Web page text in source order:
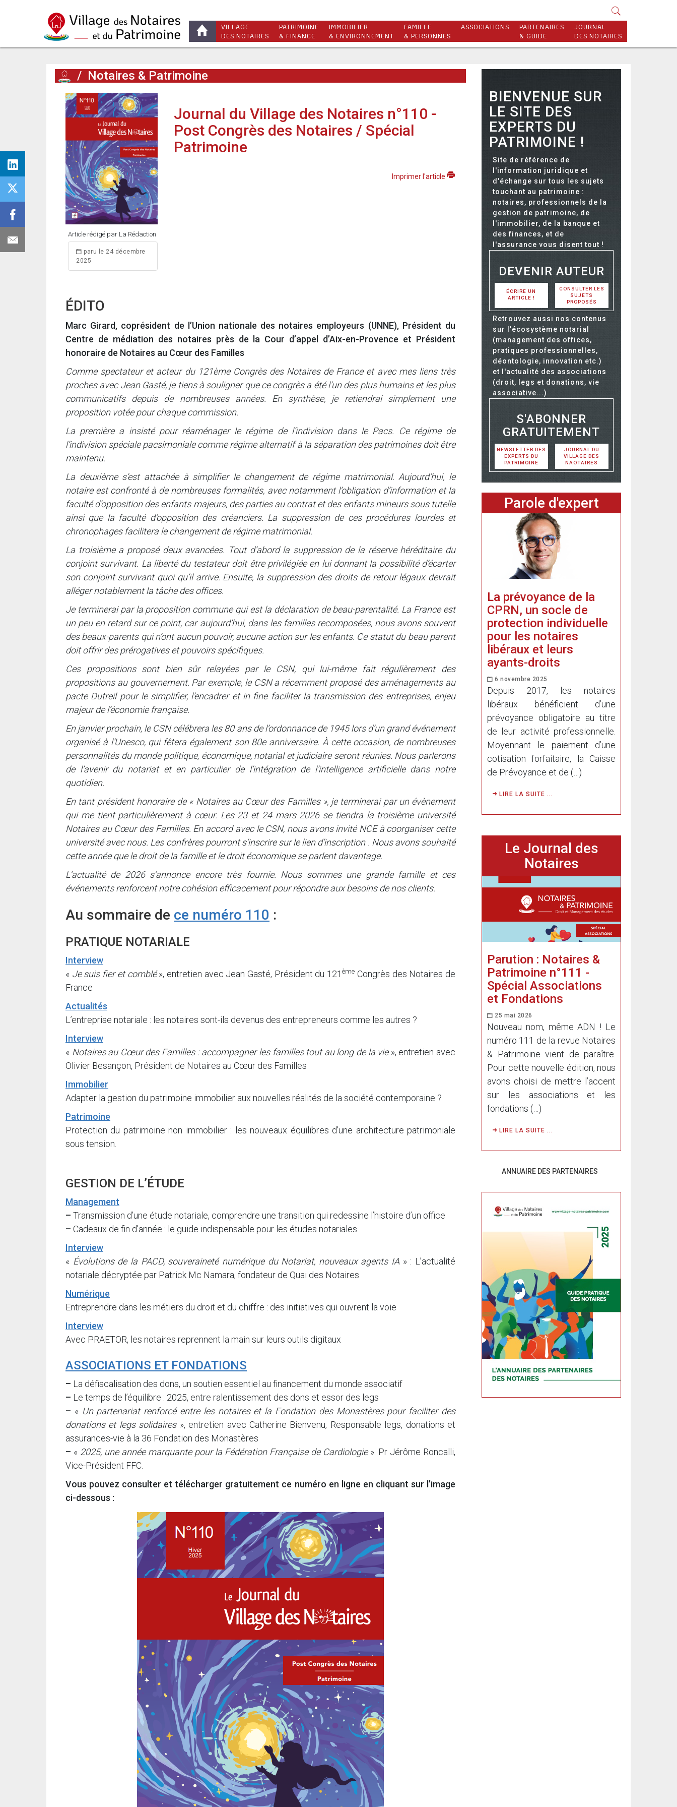
VILLAGE
DES NOTAIRES
PATRIMOINE
& FINANCE
IMMOBILIER
& ENVIRONNEMENT
FAMILLE
& PERSONNES
ASSOCIATIONS
PARTENAIRES
& GUIDE
JOURNAL
DES NOTAIRES
/ Notaires & Patrimoine
Article rédigé par La Rédaction
paru le 24 décembre
2025
Journal du Village des Notaires n°110 -
Post Congrès des Notaires / Spécial
Patrimoine
Imprimer l'article
ÉDITO
Marc Girard, coprésident de l’Union nationale des notaires employeurs (UNNE), Président du
Centre de médiation des notaires près de la Cour d’appel d’Aix-en-Provence et Président
honoraire de Notaires au Cœur des Familles
Comme spectateur et acteur du 121ème Congrès des Notaires de France et avec mes liens très
proches avec Jean Gasté, je tiens à souligner que ce congrès a été l’un des plus humains et les plus
communicatifs depuis de nombreuses années. En synthèse, je retiendrai simplement une
proposition votée pour chaque commission.
La première a insisté pour réaménager le régime de l’indivision dans le Pacs. Ce régime de
l’indivision spéciale pacsimoniale comme régime alternatif à la séparation des patrimoines doit être
maintenu.
La deuxième s’est attachée à simplifier le changement de régime matrimonial. Aujourd’hui, le
notaire est confronté à de nombreuses formalités, avec notamment l’obligation d’information et la
faculté d’opposition des enfants majeurs, des parties au contrat et des enfants mineurs sous tutelle
ainsi que la faculté d’opposition des créanciers. La suppression de ces procédures lourdes et
chronophages facilitera le changement de régime matrimonial.
La troisième a proposé deux avancées. Tout d’abord la suppression de la réserve héréditaire du
conjoint survivant. La liberté du testateur doit être privilégiée en lui donnant la possibilité d’écarter
son conjoint survivant quoi qu’il arrive. Ensuite, la suppression des droits de retour légaux devrait
alléger notablement la tâche des offices.
Je terminerai par la proposition commune qui est la déclaration de beau-parentalité. La France est
un peu en retard sur ce point, car aujourd’hui, dans les familles recomposées, nous avons souvent
des beaux-parents qui n’ont aucun pouvoir, aucune action sur les enfants. Ce statut du beau parent
doit offrir des prérogatives et pouvoirs spécifiques.
Ces propositions sont bien sûr relayées par le CSN, qui lui-même fait régulièrement des
propositions au gouvernement. Par exemple, le CSN a récemment proposé des aménagements au
pacte Dutreil pour le simplifier, l’encadrer et in fine faciliter la transmission des entreprises, enjeu
majeur de l’économie française.
En janvier prochain, le CSN célébrera les 80 ans de l’ordonnance de 1945 lors d’un grand événement
organisé à l’Unesco, qui fêtera également son 80e anniversaire. À cette occasion, de nombreuses
personnalités du monde politique, économique, notarial et judiciaire seront réunies. Nous parlerons
de l’avenir du notariat et en particulier de l’intégration de l’intelligence artificielle dans notre
quotidien.
En tant président honoraire de « Notaires au Cœur des Familles », je terminerai par un évènement
qui me tient particulièrement à cœur. Les 23 et 24 mars 2026 se tiendra la troisième université
Notaires au Cœur des Familles. En accord avec le CSN, nous avons invité NCE à coorganiser cette
université avec nous. Les confrères pourront s’inscrire sur le lien d’inscription . Nous avons souhaité
cette année que le droit de la famille et le droit économique se parlent davantage.
L’actualité de 2026 s’annonce encore très fournie. Nous sommes une grande famille et ces
événements renforcent notre cohésion efficacement pour répondre aux besoins de nos clients.
Au sommaire de ce numéro 110 :
PRATIQUE NOTARIALE
Interview
« Je suis fier et comblé», entretien avec Jean Gasté, Président du 121ème Congrès des Notaires de
France
Actualités
L’entreprise notariale : les notaires sont-ils devenus des entrepreneurs comme les autres ?
Interview
« Notaires au Cœur des Familles : accompagner les familles tout au long de la vie», entretien avec
Olivier Besançon, Président de Notaires au Cœur des Familles
Immobilier
Adapter la gestion du patrimoine immobilier aux nouvelles réalités de la société contemporaine ?
Patrimoine
Protection du patrimoine non immobilier : les nouveaux équilibres d’une architecture patrimoniale
sous tension.
GESTION DE L’ÉTUDE
Management
– Transmission d’une étude notariale, comprendre une transition qui redessine l’histoire d’un office
– Cadeaux de fin d’année : le guide indispensable pour les études notariales
Interview
« Évolutions de la PACD, souveraineté numérique du Notariat, nouveaux agents IA » : L’actualité
notariale décryptée par Patrick Mc Namara, fondateur de Quai des Notaires
Numérique
Entreprendre dans les métiers du droit et du chiffre : des initiatives qui ouvrent la voie
Interview
Avec PRAETOR, les notaires reprennent la main sur leurs outils digitaux
ASSOCIATIONS ET FONDATIONS
– La défiscalisation des dons, un soutien essentiel au financement du monde associatif
– Le temps de l’équilibre : 2025, entre ralentissement des dons et essor des legs
– « Un partenariat renforcé entre les notaires et la Fondation des Monastères pour faciliter des
donations et legs solidaires», entretien avec Catherine Bienvenu, Responsable legs, donations et
assurances-vie à la 36 Fondation des Monastères
– « 2025, une année marquante pour la Fédération Française de Cardiologie». Pr Jérôme Roncalli,
Vice-Président FFC.
Vous pouvez consulter et télécharger gratuitement ce numéro en ligne en cliquant sur l’image
ci-dessous :
BIENVENUE SUR
LE SITE DES
EXPERTS DU
PATRIMOINE !
Site de référence de
l'information juridique et
d'échange sur tous les sujets
touchant au patrimoine :
notaires, professionnels de la
gestion de patrimoine, de
l'immobilier, de la banque et
des finances, et de
l'assurance vous disent tout !
DEVENIR AUTEUR
ÉCRIRE UN
ARTICLE !
CONSULTER LES
SUJETS
PROPOSÉS
Retrouvez aussi nos contenus
sur l'écosystème notarial
(management des offices,
pratiques professionnelles,
déontologie, innovation etc.)
et l'actualité des associations
(droit, legs et donations, vie
associative...)
S'ABONNER
GRATUITEMENT
NEWSLETTER DES
EXPERTS DU
PATRIMOINE
JOURNAL DU
VILLAGE DES
NAOTAIRES
Parole d'expert
La prévoyance de la
CPRN, un socle de
protection individuelle
pour les notaires
libéraux et leurs
ayants-droits
6 novembre 2025
Depuis 2017, les notaires
libéraux bénéficient d’une
prévoyance obligatoire au titre
de leur activité professionnelle.
Moyennant le paiement d’une
cotisation forfaitaire, la Caisse
de Prévoyance et de (…)
LIRE LA SUITE ...
Le Journal des
Notaires
Parution : Notaires &
Patrimoine n°111 -
Spécial Associations
et Fondations
25 mai 2026
Nouveau nom, même ADN ! Le
numéro 111 de la revue Notaires
& Patrimoine vient de paraître.
Pour cette nouvelle édition, nous
avons choisi de mettre l’accent
sur les associations et les
fondations (…)
LIRE LA SUITE ...
ANNUAIRE DES PARTENAIRES